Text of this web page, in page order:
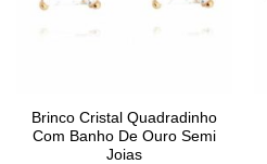
Brinco Cristal Quadradinho
Com Banho De Ouro Semi
Joias